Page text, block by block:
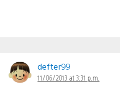
defter99
11/06/2013 at 3:31 p.m.